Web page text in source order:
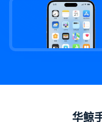
华鲸